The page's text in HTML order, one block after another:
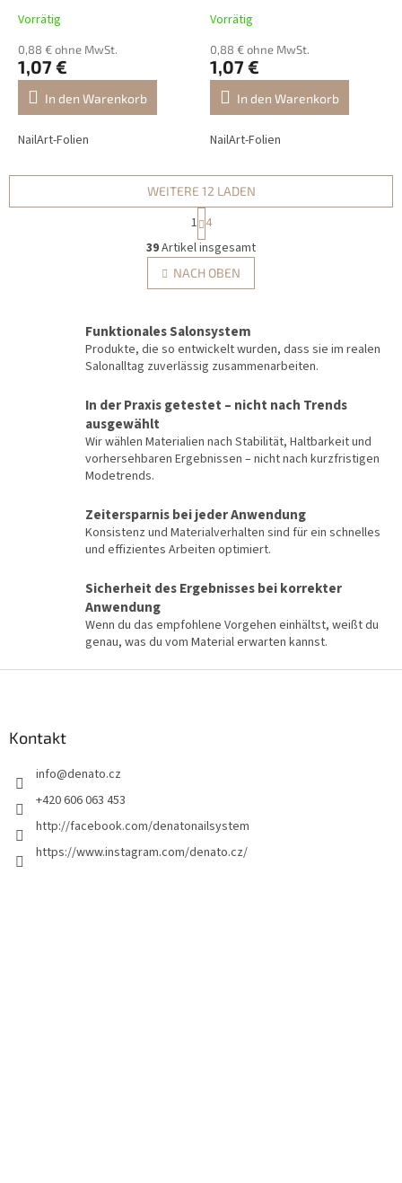
Vorrätig
0,88 € ohne MwSt.
1,07 €
In den Warenkorb
NailArt-Folien
Vorrätig
0,88 € ohne MwSt.
1,07 €
In den Warenkorb
NailArt-Folien
S
t
e
u
r
e
l
e
e
t
e
r
L
i
e
WEITERE 12 LADEN
P
a
g
i
n
i
u
n
g
1 4
39Artikel insgesamt
NACH OBEN
Funktionales Salonsystem
Produkte, die so entwickelt wurden, dass sie im realen
Salonalltag zuverlässig zusammenarbeiten.
In der Praxis getestet – nicht nach Trends
ausgewählt
Wir wählen Materialien nach Stabilität, Haltbarkeit und
vorhersehbaren Ergebnissen – nicht nach kurzfristigen
Modetrends.
Zeitersparnis bei jeder Anwendung
Konsistenz und Materialverhalten sind für ein schnelles
und effizientes Arbeiten optimiert.
Sicherheit des Ergebnisses bei korrekter
Anwendung
Wenn du das empfohlene Vorgehen einhältst, weißt du
genau, was du vom Material erwarten kannst.
Kontakt
info@denato.cz
+420 606 063 453
http://facebook.com/denatonailsystem
https://www.instagram.com/denato.cz/